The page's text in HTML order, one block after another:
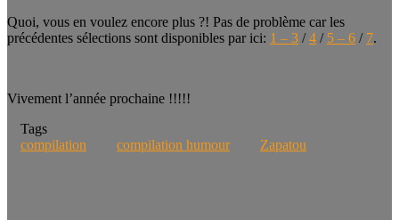
Quoi, vous en voulez encore plus ?! Pas de problème car les
précédentes sélections sont disponibles par ici: 1 – 3 /4 / 5 – 6 / 7.
Vivement l’année prochaine !!!!!
Tags
compilation
compilation humour Zapatou